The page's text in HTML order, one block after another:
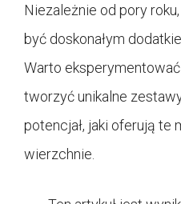
Niezależnie od pory
być doskonałym
Warto
tworzyć unikalne
potencjał, jaki oferują te
wierzchnie.